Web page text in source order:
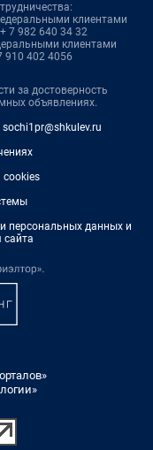
клиентами
7 982 640 34 32
клиентами
910 402 4056
за достоверность
объявлениях.
sochi1pr@shkulev.ru
cookies
персональных данных и
сайта